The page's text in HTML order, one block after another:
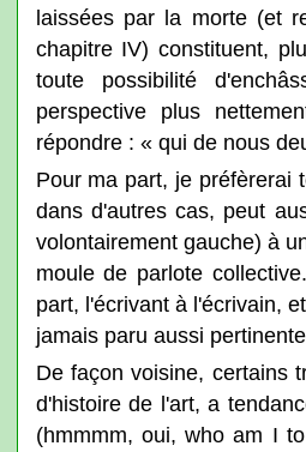
laissées par la morte (et
chapitre IV) constituent,
toute possibilité
perspective plus
répondre : « qui de nous
Pour ma part, je préfèrerai
dans d'autres cas, peut
volontairement gauche) à
moule de parlote
part, l'écrivant à l'écrivain,
jamais paru aussi
De façon voisine, certains
d'histoire de l'art, a
(hmmmm, oui, who am I